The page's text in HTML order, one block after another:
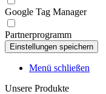
Google Tag Manager
Partnerprogramm
Menü schließen
Unsere Produkte